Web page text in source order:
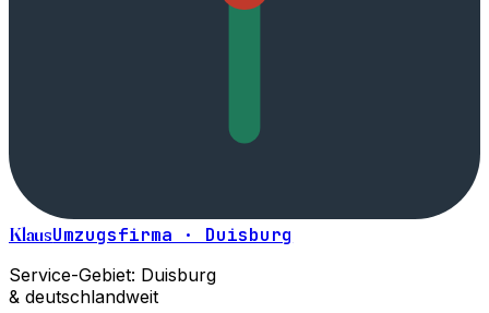
KlausUmzugsfirma · Duisburg
Service-Gebiet: Duisburg
& deutschlandweit